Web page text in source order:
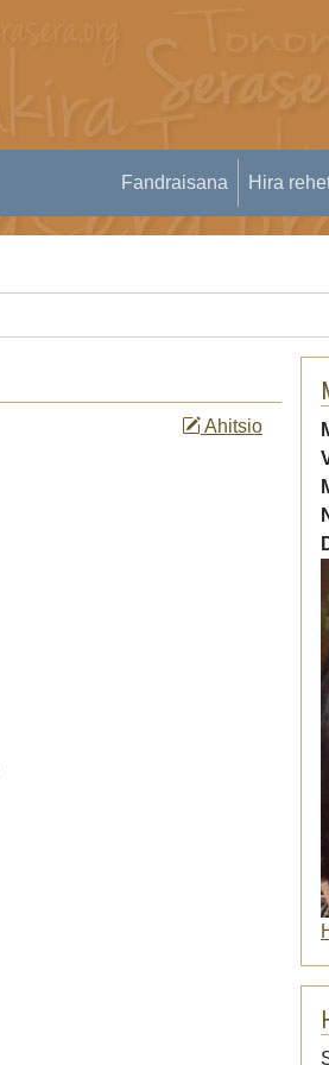
Fandraisana Hira
Ahitsio